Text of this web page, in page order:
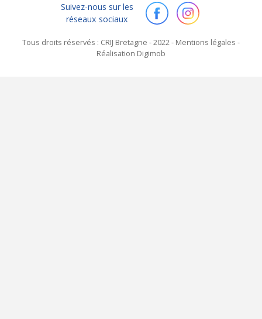
Suivez-nous sur les
réseaux sociaux
Tous droits réservés : CRIJ Bretagne - 2022 - Mentions légales -
Réalisation Digimob